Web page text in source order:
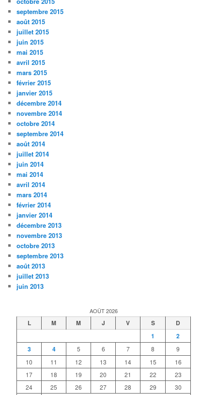
septembre 2015
août 2015
juillet 2015
juin 2015
mai 2015
avril 2015
mars 2015
février 2015
janvier 2015
décembre 2014
novembre 2014
octobre 2014
septembre 2014
août 2014
juillet 2014
juin 2014
mai 2014
avril 2014
mars 2014
février 2014
janvier 2014
décembre 2013
novembre 2013
octobre 2013
septembre 2013
août 2013
juillet 2013
juin 2013
AOÛT 2026
L M M J V S
D
1
2
3
4 5 6 7 8
9
10
11 12 13 14 15
16
17
18 19 20 21 22
23
24
25 26 27 28 29 30